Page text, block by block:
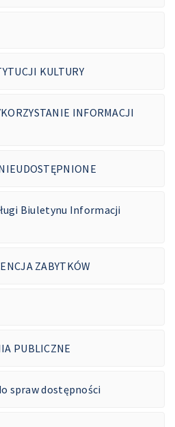
KULTURY
INFORMACJI
Biuletynu Informacji
ZABYTKÓW
PUBLICZNE
spraw dostępności